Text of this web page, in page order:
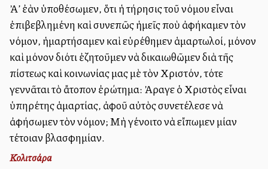
Ἀλλ’ ἐὰν ὑποθέσωμεν, ὅτι ἡ τήρησις τοῦ νόμου εἶναι
ἐπιβεβλημένη καὶ συνεπῶς ἡμεῖς ποὺ ἀφήκαμεν τὸν
νόμον, ἡμαρτήσαμεν καὶ εὑρέθημεν ἁμαρτωλοί, μόνον
καὶ μόνον διότι ἐζητοῦμεν νὰ δικαιωθῶμεν διὰ τῆς
πίστεως καὶ κοινωνίας μας μὲ τὸν Χριστόν, τότε
γεννᾶται τὸ ἄτοπον ἐρώτημα: Ἀραγε ὁ Χριστὸς εἶναι
ὑπηρέτης ἁμαρτίας, ἀφοῦ αὐτὸς συνετέλεσε νὰ
ἀφήσωμεν τὸν νόμον; Μὴ γένοιτο νὰ εἴπωμεν μίαν
τέτοιαν βλασφημίαν.
Κολιτσάρα